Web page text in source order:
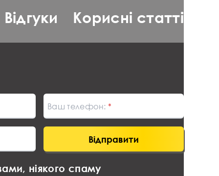
Відгуки Корисні статті
Ваш телефон:
Відправити
ніякого спаму